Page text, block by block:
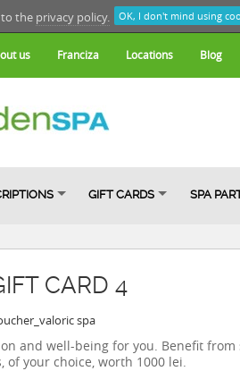
to the privacy policy. OK, I don't mind using
us Franciza Locations Blog
GIFT CARDS SPA
CARD 4
spa
and well-being for you. Benefit from
of your choice, worth 1000 lei.